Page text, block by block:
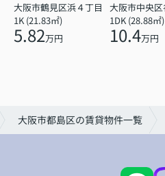
大阪市鶴見区浜４丁目
1K (21.83㎡)
5.82万円
1DK (28.88㎡)
10.4万円
大阪市都島区の賃貸物件一覧